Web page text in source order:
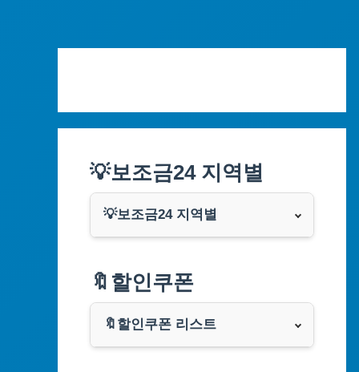
💡보조금24 지역별
💡보조금24 지역별
부산광역시
대구광역시
🔖할인쿠폰
🔖할인쿠폰 리스트